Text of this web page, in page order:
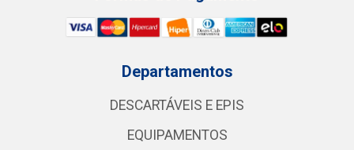
Departamentos
DESCARTÁVEIS E EPIS
EQUIPAMENTOS